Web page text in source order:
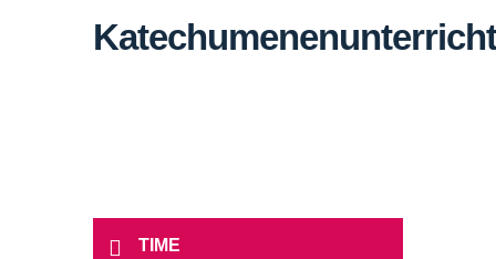
Katechumenenunterricht
TIME